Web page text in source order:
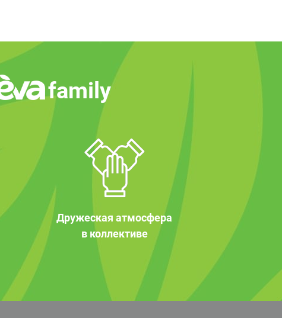
family
Дружеская атмосфера
в коллективе